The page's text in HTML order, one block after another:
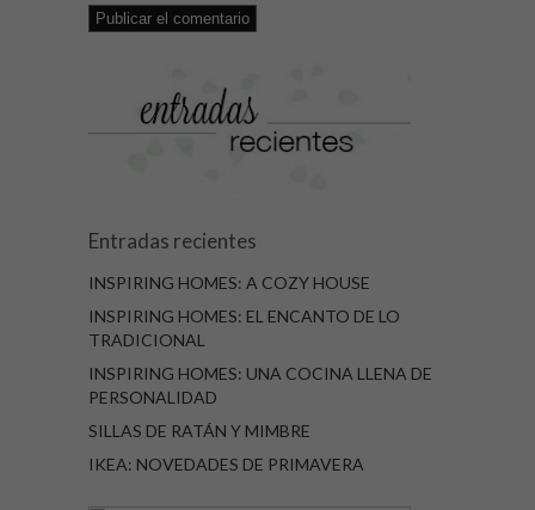
Entradas recientes
INSPIRING HOMES: A COZY HOUSE
INSPIRING HOMES: EL ENCANTO DE LO
TRADICIONAL
INSPIRING HOMES: UNA COCINA LLENA DE
PERSONALIDAD
SILLAS DE RATÁN Y MIMBRE
IKEA: NOVEDADES DE PRIMAVERA